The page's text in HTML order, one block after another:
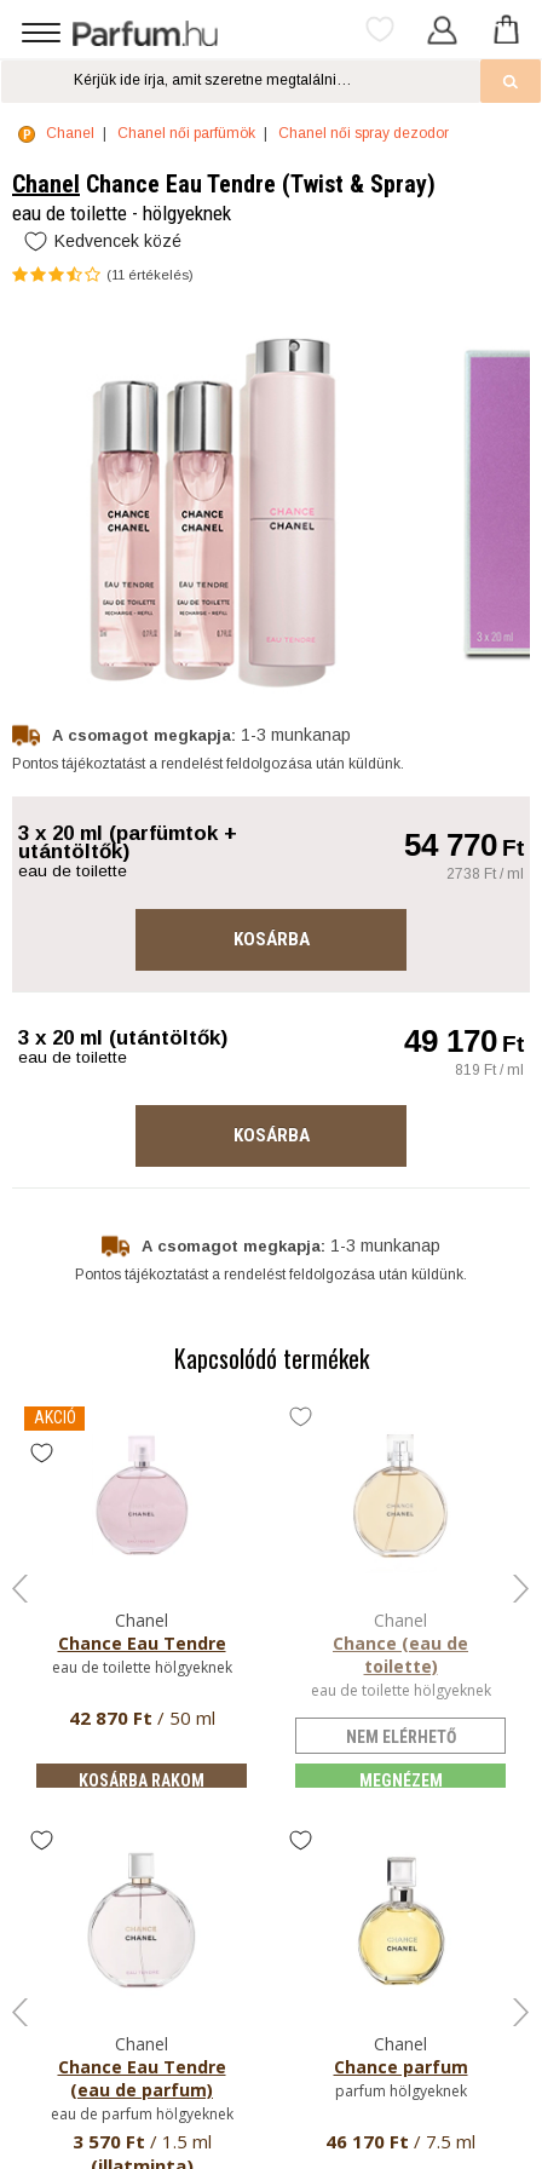
Chanel Chanel női parfümök Chanel női spray dezodor
Chanel Chance Eau Tendre (Twist & Spray)
eau de toilette - hölgyeknek
Kedvencek közé
(11 értékelés)
A csomagot megkapja: 1-3 munkanap
Pontos tájékoztatást a rendelést feldolgozása után küldünk.
3 x 20 ml (parfümtok +
utántöltők)
eau de toilette
54 770Ft
2738 Ft / ml
KOSÁRBA
3 x 20 ml (utántöltők)
eau de toilette 49 170Ft
819 Ft / ml
KOSÁRBA
A csomagot megkapja: 1-3 munkanap
Pontos tájékoztatást a rendelést feldolgozása után küldünk.
Kapcsolódó termékek
AKCIÓ
Chanel
Chance Eau Tendre
eau de toilette hölgyeknek
42 870 Ft / 50 ml
KOSÁRBA RAKOM
Chanel
Chance (eau de
toilette)
eau de toilette hölgyeknek
NEM ELÉRHETŐ
MEGNÉZEM
Chanel
Chance Eau Tendre
(eau de parfum)
eau de parfum hölgyeknek
3 570 Ft / 1.5 ml
Chanel
Chance parfum
parfum hölgyeknek
46 170 Ft / 7.5 ml